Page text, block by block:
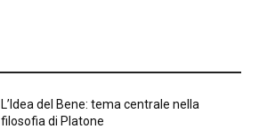
L’Idea del Bene: tema centrale nella
filosofia di Platone